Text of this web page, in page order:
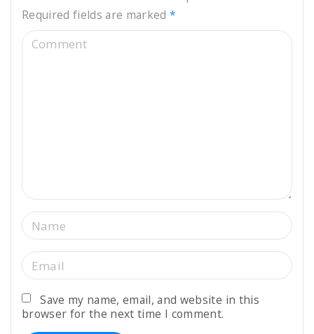
Required fields are marked*
C
N
m
e
*
E
m
a
i
Save my name, email, and website in this
browser for the next time I comment.